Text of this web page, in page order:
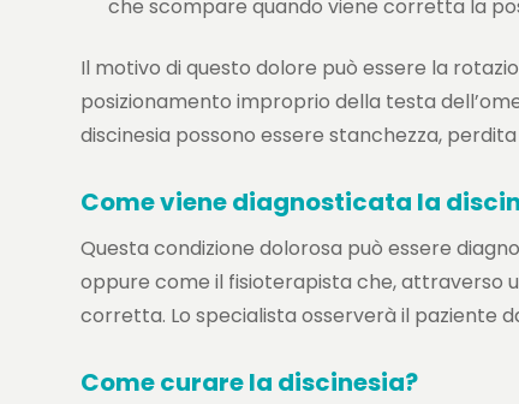
che scompare quando viene corretta la
Il motivo di questo dolore può essere la
posizionamento improprio della testa
discinesia possono essere stanchezza,
Come viene diagnosticata la
Questa condizione dolorosa può essere
oppure come il fisioterapista che, attraverso
corretta. Lo specialista osserverà il paziente
Come curare la discinesia?